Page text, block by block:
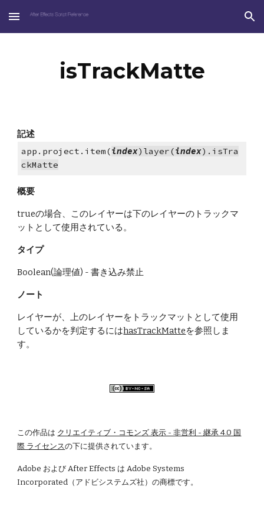
Skip to main content Skip to navigation
isTrackMatte
記述
app.project.item(index)layer(index).isTra
ckMatte
概要
trueの場合、このレイヤーは下のレイヤーのトラックマ
ットとして使用されている。
タイプ
Boolean(論理値) - 書き込み禁止
ノート
レイヤーが、上のレイヤーをトラックマットとして使用
しているかを判定するにはhasTrackMatteを参照しま
す。
この作品は クリエイティブ・コモンズ 表示 - 非営利 - 継承 4.0 国
際 ライセンスの下に提供されています。
Adobe および After Effects は Adobe Systems
Incorporated（アドビシステムズ社）の商標です。